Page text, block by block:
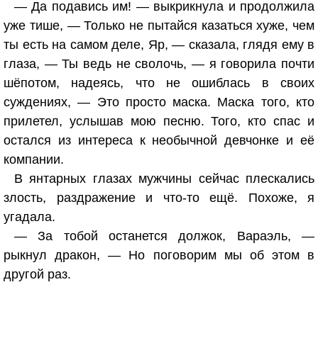
— Да подавись им! — выкрикнула и продолжила
уже тише, — Только не пытайся казаться хуже, чем
ты есть на самом деле, Яр, — сказала, глядя ему в
глаза, — Ты ведь не сволочь, — я говорила почти
шёпотом, надеясь, что не ошиблась в своих
суждениях, — Это просто маска. Маска того, кто
прилетел, услышав мою песню. Того, кто спас и
остался из интереса к необычной девчонке и её
компании.
В янтарных глазах мужчины сейчас плескались
злость, раздражение и что-то ещё. Похоже, я
угадала.
— За тобой останется должок, Вараэль, —
рыкнул дракон, — Но поговорим мы об этом в
другой раз.